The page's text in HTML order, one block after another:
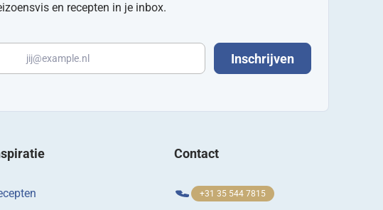
en recepten in je inbox.
Inschrijven
Contact
+31 35 544 7815